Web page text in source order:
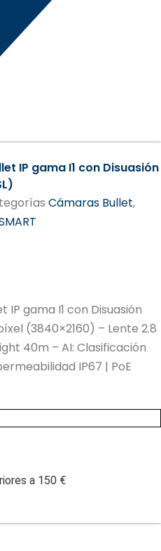
IP gama I1 con Disuasión
Cámaras Bullet,
gama I1 con Disuasión
(3840×2160) – Lente 2.8
40m – AI: Clasificación
IP67 | PoE
a 150 €